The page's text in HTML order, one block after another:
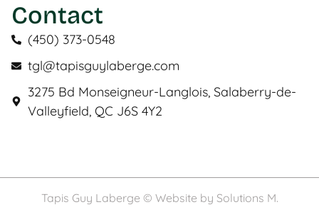
Contact
(450) 373-0548
tgl@tapisguylaberge.com
3275 Bd Monseigneur-Langlois, Salaberry-de-
Valleyfield, QC J6S 4Y2
Tapis Guy Laberge © Website by Solutions M.